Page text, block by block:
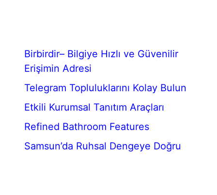
Birbirdir– Bilgiye Hızlı ve Güvenilir
Erişimin Adresi
Telegram Topluluklarını Kolay Bulun
Etkili Kurumsal Tanıtım Araçları
Refined Bathroom Features
Samsun’da Ruhsal Dengeye Doğru